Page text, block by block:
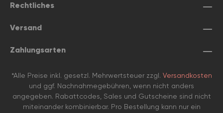
Rechtliches
Versand
Zahlungsarten
*Alle Preise inkl. gesetzl. Mehrwertsteuer zzgl. Versandkosten
und ggf. Nachnahmegebühren, wenn nicht anders
angegeben. Rabattcodes, Sales und Gutscheine sind nicht
miteinander kombinierbar. Pro Bestellung kann nur ein